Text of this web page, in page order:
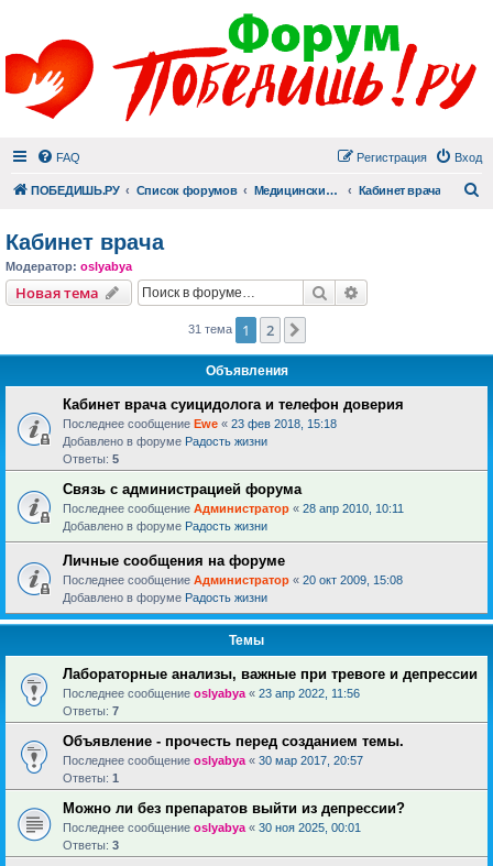
FAQ Вход
Регистрация
ПОБЕДИШЬ.РУ Список форумов Медицинский раздел Кабинет врача
Кабинет врача
Модератор: oslyabya
Новая тема Поиск
31 тема 1 2
Объявления
Кабинет врача суицидолога и телефон доверия
Последнее сообщение Ewe « 23 фев 2018, 15:18
Добавлено в форуме Радость жизни
Ответы: 5
Связь с администрацией форума
Последнее сообщение Администратор « 28 апр 2010, 10:11
Добавлено в форуме Радость жизни
Личные сообщения на форуме
Последнее сообщение Администратор « 20 окт 2009, 15:08
Добавлено в форуме Радость жизни
Темы
Лабораторные анализы, важные при тревоге и депрессии
Последнее сообщение oslyabya « 23 апр 2022, 11:56
Ответы: 7
Объявление - прочесть перед созданием темы.
Последнее сообщение oslyabya « 30 мар 2017, 20:57
Ответы: 1
Можно ли без препаратов выйти из депрессии?
Последнее сообщение oslyabya « 30 ноя 2025, 00:01
Ответы: 3